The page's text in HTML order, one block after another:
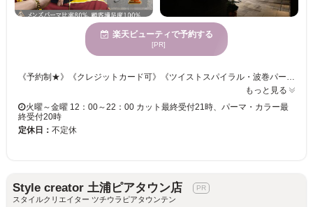
楽天ビューティで予約する
[PR]
もっと見る
火曜～金曜 12：00～22：00 カット最終受付21時、パーマ・カラー最
終受付20時
定休日： 不定休
Style creator 土浦ピアタウン店
スタイルクリエイター ツチウラピアタウンテン